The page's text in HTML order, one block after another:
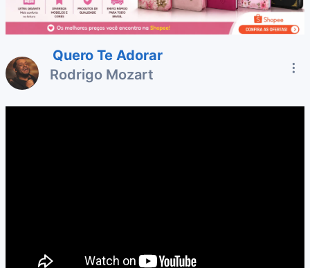
Quero Te Adorar
Rodrigo Mozart